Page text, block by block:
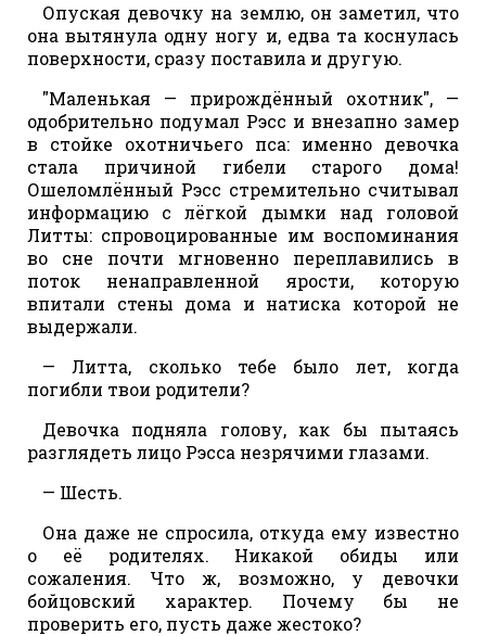
Опуская девочку на землю, он заметил, что
она вытянула одну ногу и, едва та коснулась
поверхности, сразу поставила и другую.
"Маленькая — прирождённый охотник", —
одобрительно подумал Рэсс и внезапно замер
в стойке охотничьего пса: именно девочка
стала причиной гибели старого дома!
Ошеломлённый Рэсс стремительно считывал
информацию с лёгкой дымки над головой
Литты: спровоцированные им воспоминания
во сне почти мгновенно переплавились в
поток ненаправленной ярости, которую
впитали стены дома и натиска которой не
выдержали.
— Литта, сколько тебе было лет, когда
погибли твои родители?
Девочка подняла голову, как бы пытаясь
разглядеть лицо Рэсса незрячими глазами.
— Шесть.
Она даже не спросила, откуда ему известно
о её родителях. Никакой обиды или
сожаления. Что ж, возможно, у девочки
бойцовский характер. Почему бы не
проверить его, пусть даже жестоко?